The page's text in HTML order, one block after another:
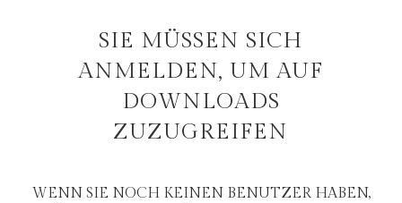
SIE MÜSSEN SICH
ANMELDEN, UM AUF
DOWNLOADS
ZUZUGREIFEN
WENN SIE NOCH KEINEN BENUTZER HABEN,